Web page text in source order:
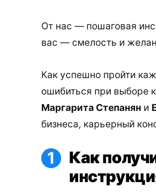
От нас — пошаговая
вас — смелость и
Как успешно пройти
ошибиться при выборе
Маргарита Степанян и
бизнеса, карьерный
Как